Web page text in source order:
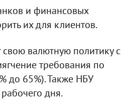
и финансовых
их для клиентов.
валютную политику с
требования по
до 65%). Также НБУ
дня.